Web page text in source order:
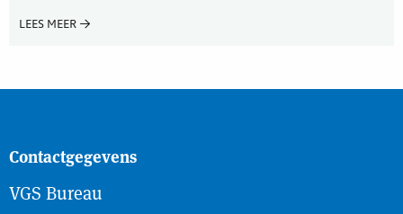
LEES MEER
Contactgegevens
VGS Bureau